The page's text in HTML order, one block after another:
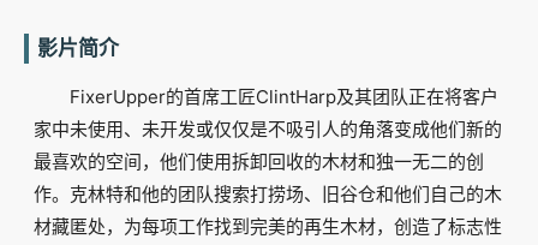
影片简介
FixerUpper的首席工匠ClintHarp及其团队正在将客户
家中未使用、未开发或仅仅是不吸引人的角落变成他们新的
最喜欢的空间，他们使用拆卸回收的木材和独一无二的创
作。克林特和他的团队搜索打捞场、旧谷仓和他们自己的木
材藏匿处，为每项工作找到完美的再生木材，创造了标志性